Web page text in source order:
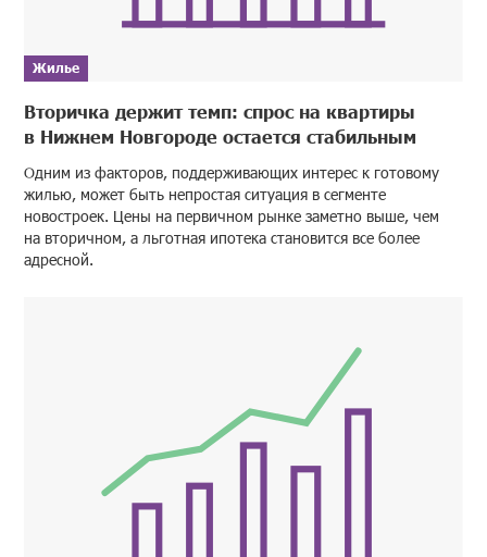
Жилье
Вторичка держит темп: спрос на квартиры
в Нижнем Новгороде остается стабильным
Одним из факторов, поддерживающих интерес к готовому
жилью, может быть непростая ситуация в сегменте
новостроек. Цены на первичном рынке заметно выше, чем
на вторичном, а льготная ипотека становится все более
адресной.